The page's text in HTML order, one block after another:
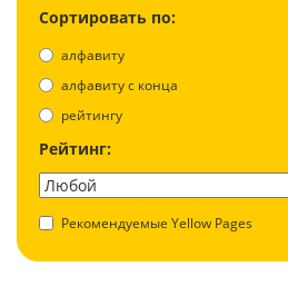
Сортировать по:
алфавиту
aлфавиту с конца
рейтингу
Рейтинг:
Рекомендуемые Yellow Pages